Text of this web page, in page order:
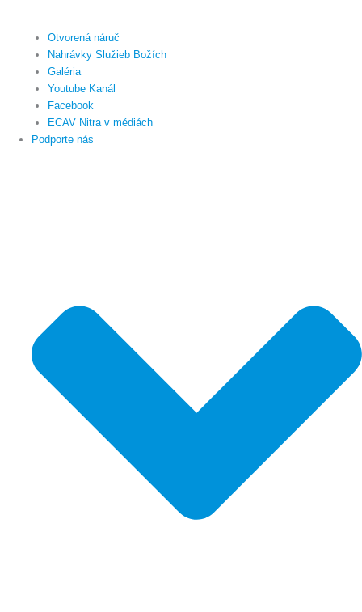
Otvorená náruč
Nahrávky Služieb Božích
Galéria
Youtube Kanál
Facebook
ECAV Nitra v médiách
Podporte nás